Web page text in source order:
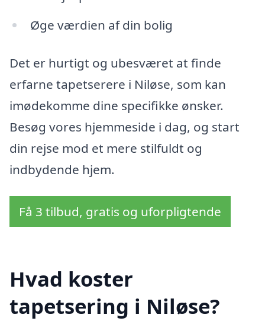
Øge værdien af din bolig
Det er hurtigt og ubesværet at finde
erfarne tapetserere i Niløse, som kan
imødekomme dine specifikke ønsker.
Besøg vores hjemmeside i dag, og start
din rejse mod et mere stilfuldt og
indbydende hjem.
Få 3 tilbud, gratis og uforpligtende
Hvad koster
tapetsering i Niløse?